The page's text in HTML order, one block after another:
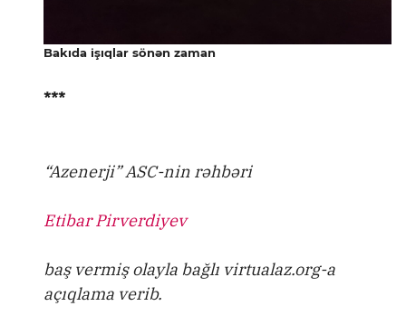
Bakıda işıqlar sönən zaman
***
“Azenerji” ASC-nin rəhbəri
Etibar Pirverdiyev
baş vermiş olayla bağlı virtualaz.org-a
açıqlama verib.